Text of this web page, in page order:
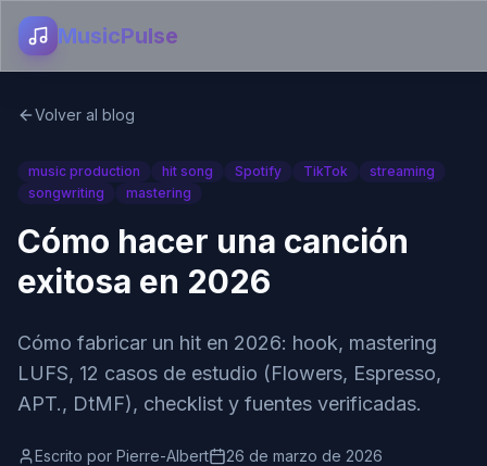
MusicPulse
Volver al blog
music production hit song Spotify TikTok
streaming
songwriting
mastering
Cómo hacer una canción
exitosa en 2026
Cómo fabricar un hit en 2026: hook, mastering
LUFS, 12 casos de estudio (Flowers, Espresso,
APT., DtMF), checklist y fuentes verificadas.
Escrito por Pierre-Albert
26 de marzo de 2026